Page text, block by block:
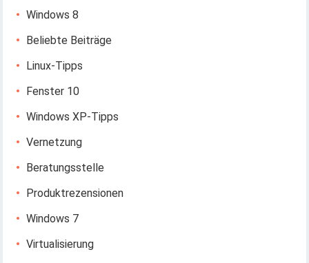
Windows 8
Beliebte Beiträge
Linux-Tipps
Fenster 10
Windows XP-Tipps
Vernetzung
Beratungsstelle
Produktrezensionen
Windows 7
Virtualisierung